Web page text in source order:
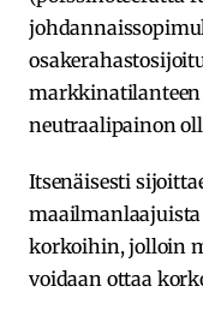
markkinatilanteen
neutraalipainon
Itsenäisesti
korkoihin, jolloin
voidaan ottaa